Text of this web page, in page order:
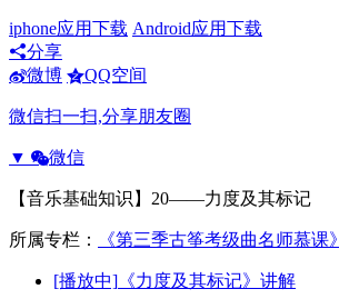
iphone应用下载 Android应用下载
分享
微博
QQ空间
微信扫一扫,分享朋友圈
▼ 微信
【音乐基础知识】20——力度及其标记
所属专栏： 《第三季古筝考级曲名师慕课》
[播放中] 《力度及其标记》讲解